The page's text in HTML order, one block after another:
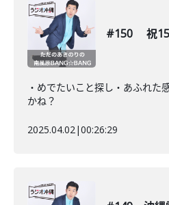
#150 祝
・めでたいこと探し・あふれた
かね？
2025.04.02|00:26:29